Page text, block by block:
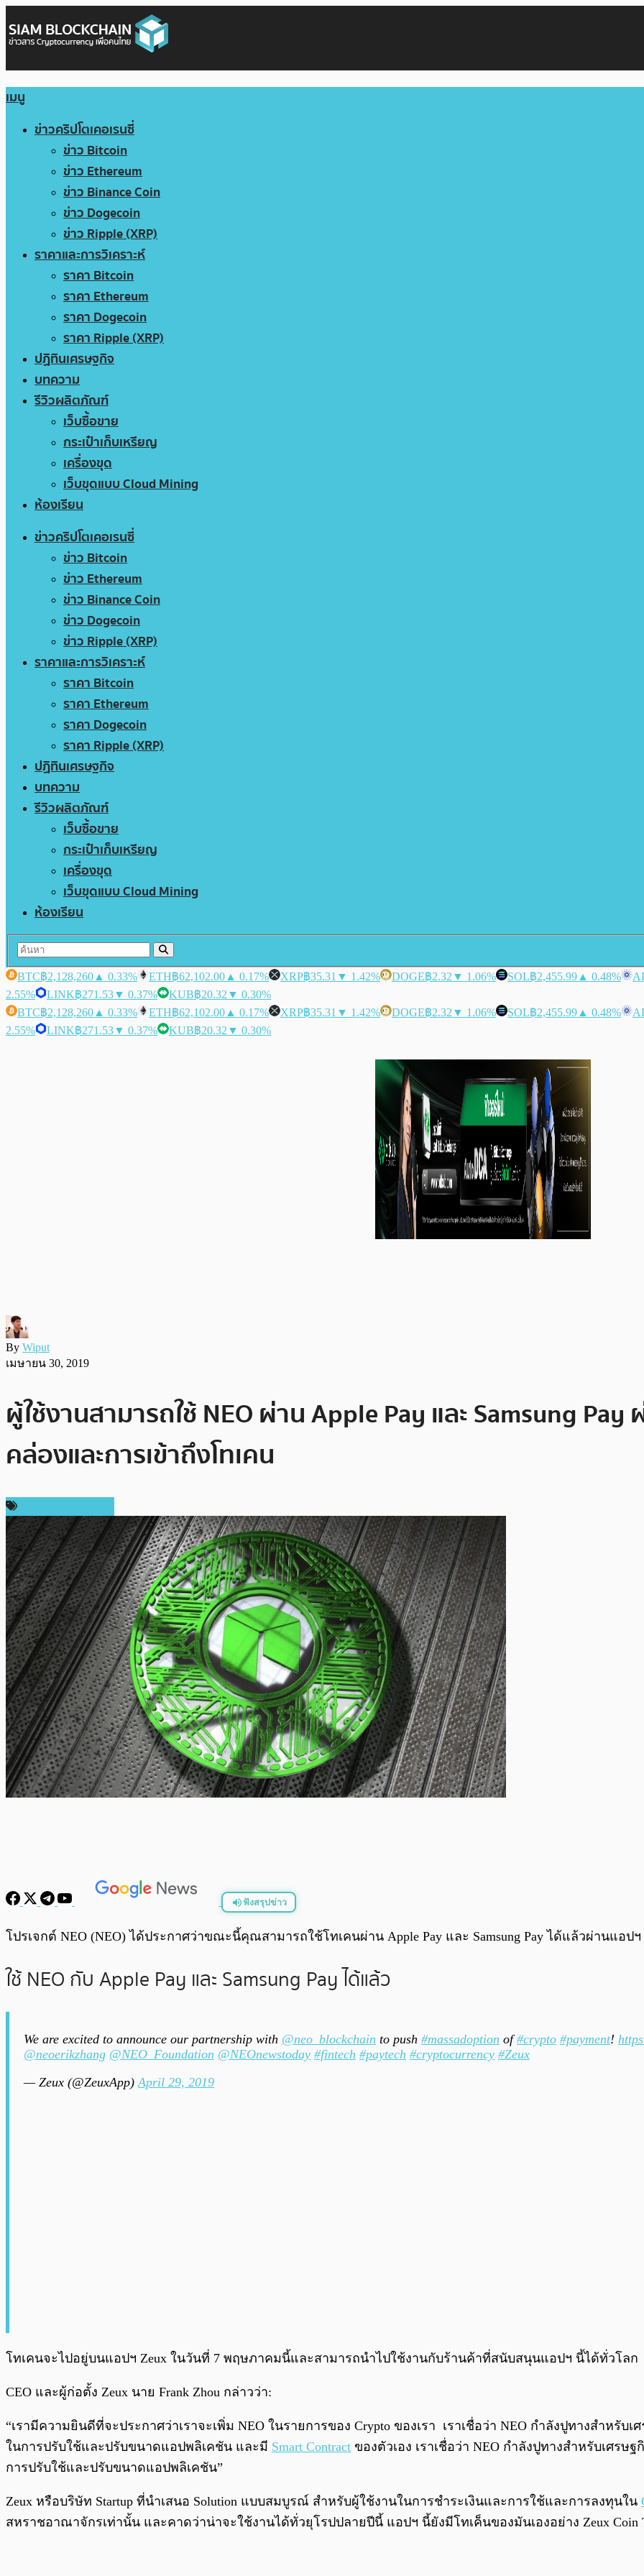
เมนู
ข่าวคริปโตเคอเรนซี่
ข่าว Bitcoin
ข่าว Ethereum
ข่าว Binance Coin
ข่าว Dogecoin
ข่าว Ripple (XRP)
ราคาและการวิเคราะห์
ราคา Bitcoin
ราคา Ethereum
ราคา Dogecoin
ราคา Ripple (XRP)
ปฏิทินเศรษฐกิจ
บทความ
รีวิวผลิตภัณฑ์
เว็บซื้อขาย
กระเป๋าเก็บเหรียญ
เครื่องขุด
เว็บขุดแบบ Cloud Mining
ห้องเรียน
ข่าวคริปโตเคอเรนซี่
ข่าว Bitcoin
ข่าว Ethereum
ข่าว Binance Coin
ข่าว Dogecoin
ข่าว Ripple (XRP)
ราคาและการวิเคราะห์
ราคา Bitcoin
ราคา Ethereum
ราคา Dogecoin
ราคา Ripple (XRP)
ปฏิทินเศรษฐกิจ
บทความ
รีวิวผลิตภัณฑ์
เว็บซื้อขาย
กระเป๋าเก็บเหรียญ
เครื่องขุด
เว็บขุดแบบ Cloud Mining
ห้องเรียน
BTC฿2,128,260 ▲ 0.33% ETH฿62,102.00 ▲ 0.17% XRP฿35.31 ▼ 1.42% DOGE฿2.32 ▼ 1.06% SOL฿2,455.99 ▲ 0.48%
2.55%
LINK฿271.53▼ 0.37% KUB฿20.32 ▼ 0.30%
BTC฿2,128,260 ▲ 0.33% ETH฿62,102.00 ▲ 0.17% XRP฿35.31 ▼ 1.42% DOGE฿2.32 ▼ 1.06% SOL฿2,455.99 ▲ 0.48%
2.55%
LINK฿271.53▼ 0.37% KUB฿20.32 ▼ 0.30%
By Wiput
เมษายน 30, 2019
ผู้ใช้งานสามารถใช้ NEO ผ่าน Apple Pay และ Samsung
คล่องและการเข้าถึงโทเคน
ฟังสรุปข่าว
พร้อมเล่น
โปรเจกต์ NEO (NEO) ได้ประกาศว่าขณะนี้คุณสามารถใช้โทเคนผ่าน Apple Pay และ Samsung Pay ได้แล้วผ่านแอป
ใช้ NEO กับ Apple Pay และ Samsung Pay ได้แล้ว
We are excited to announce our partnership with @neo_blockchain to push #massadoption of#crypto #payment!
@neoerikzhang @NEO_Foundation @NEOnewstoday #fintech #paytech #cryptocurrency #Zeux
— Zeux (@ZeuxApp) April 29, 2019
โทเคนจะไปอยู่บนแอปฯ Zeux ในวันที่ 7 พฤษภาคมนี้และสามารถนำไปใช้งานกับร้านค้าที่สนับสนุนแอปฯ นี้ได้ทั่วโลก
CEO และผู้ก่อตั้ง Zeux นาย Frank Zhou กล่าวว่า:
“เรามีความยินดีที่จะประกาศว่าเราจะเพิ่ม NEO ในรายการของ Crypto ของเรา เราเชื่อว่า NEO กำลังปูทางสำห
ในการปรับใช้และปรับขนาดแอปพลิเคชัน และมี Smart Contract ของตัวเอง เราเชื่อว่า NEO กำลังปูทางสำหรับเศ
การปรับใช้และปรับขนาดแอปพลิเคชัน”
Zeux หรือบริษัท Startup ที่นำเสนอ Solution แบบสมบูรณ์ สำหรับผู้ใช้งานในการชำระเงินและการใช้และการลงทุนใน
สหราชอาณาจักรเท่านั้น และคาดว่าน่าจะใช้งานได้ทั่วยุโรปปลายปีนี้ แอปฯ นี้ยังมีโทเค็นของมันเองอย่าง Zeux Coin